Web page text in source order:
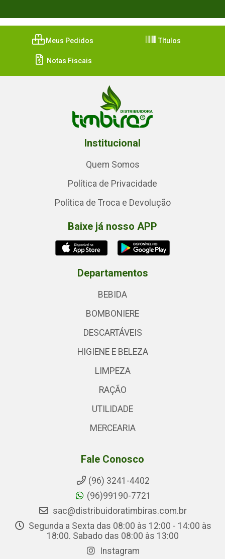
Meus Pedidos Títulos
Notas Fiscais
Institucional
Quem Somos
Política de Privacidade
Política de Troca e Devolução
Baixe já nosso APP
Departamentos
BEBIDA
BOMBONIERE
DESCARTÁVEIS
HIGIENE E BELEZA
LIMPEZA
RAÇÃO
UTILIDADE
MERCEARIA
Fale Conosco
(96) 3241-4402
(96)99190-7721
sac@distribuidoratimbiras.com.br
Segunda a Sexta das 08:00 às 12:00 - 14:00 às
18:00. Sabado das 08:00 às 13:00
Instagram